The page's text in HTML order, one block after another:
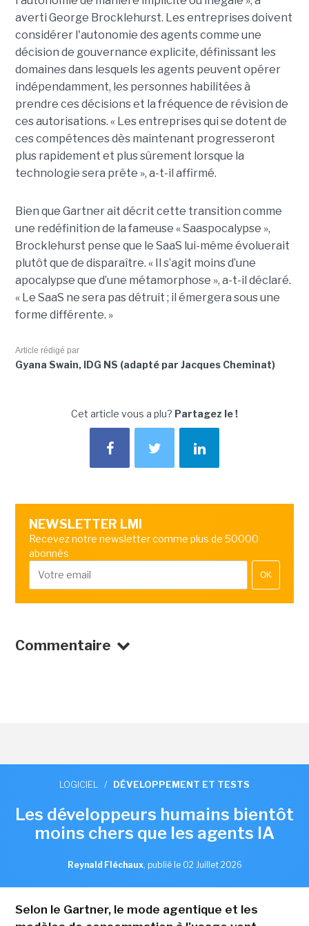
averti George Brocklehurst. Les entreprises doivent
considérer l'autonomie des agents comme une
décision de gouvernance explicite, définissant les
domaines dans lesquels les agents peuvent opérer
indépendamment, les personnes habilitées à
prendre ces décisions et la fréquence de révision de
ces autorisations. « Les entreprises qui se dotent de
ces compétences dès maintenant progresseront
plus rapidement et plus sûrement lorsque la
technologie sera prête », a-t-il affirmé.
Bien que Gartner ait décrit cette transition comme
une redéfinition de la fameuse « Saaspocalypse »,
Brocklehurst pense que le SaaS lui-même évoluerait
plutôt que de disparaître. « Il s’agit moins d’une
apocalypse que d’une métamorphose », a-t-il déclaré.
« Le SaaS ne sera pas détruit ; il émergera sous une
forme différente. »
Article rédigé par
Gyana Swain, IDG NS (adapté par Jacques Cheminat)
Cet article vous a plu? Partagez le !
NEWSLETTER LMI
Recevez notre newsletter comme plus de 50000
abonnés
OK
Commentaire
LOGICIEL / DÉVELOPPEMENT ET TESTS
Les développeurs humains bientôt
moins chers que les agents IA
Reynald Fléchaux, publié le 02 Juillet 2026
Selon le Gartner, le mode agentique et les